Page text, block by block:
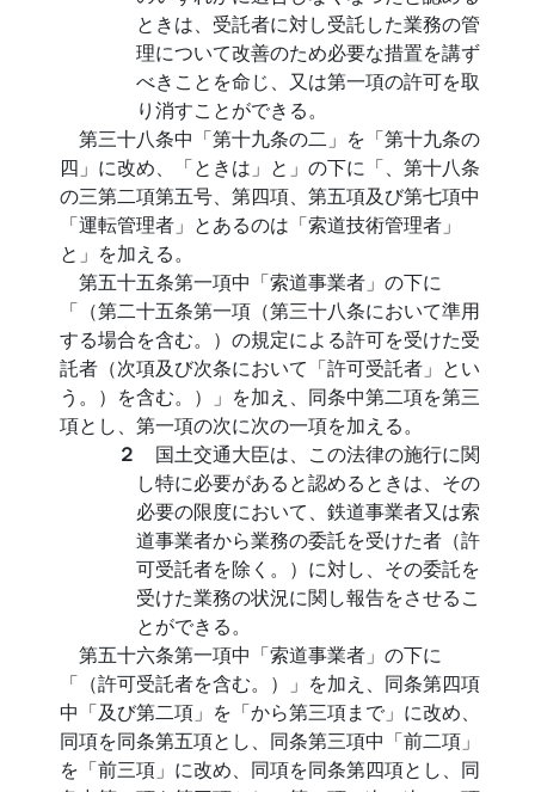
ときは、受託者に対し受託した業務の管
理について改善のため必要な措置を講ず
べきことを命じ、又は第一項の許可を取
り消すことができる。
第三十八条中「第十九条の二」を「第十九条の
四」に改め、「ときは」と」の下に「、第十八条
の三第二項第五号、第四項、第五項及び第七項中
「運転管理者」とあるのは「索道技術管理者」
と」を加える。
第五十五条第一項中「索道事業者」の下に
「（第二十五条第一項（第三十八条において準用
する場合を含む。）の規定による許可を受けた受
託者（次項及び次条において「許可受託者」とい
う。）を含む。）」を加え、同条中第二項を第三
項とし、第一項の次に次の一項を加える。
２ 国土交通大臣は、この法律の施行に関
し特に必要があると認めるときは、その
必要の限度において、鉄道事業者又は索
道事業者から業務の委託を受けた者（許
可受託者を除く。）に対し、その委託を
受けた業務の状況に関し報告をさせるこ
とができる。
第五十六条第一項中「索道事業者」の下に
「（許可受託者を含む。）」を加え、同条第四項
中「及び第二項」を「から第三項まで」に改め、
同項を同条第五項とし、同条第三項中「前二項」
を「前三項」に改め、同項を同条第四項とし、同